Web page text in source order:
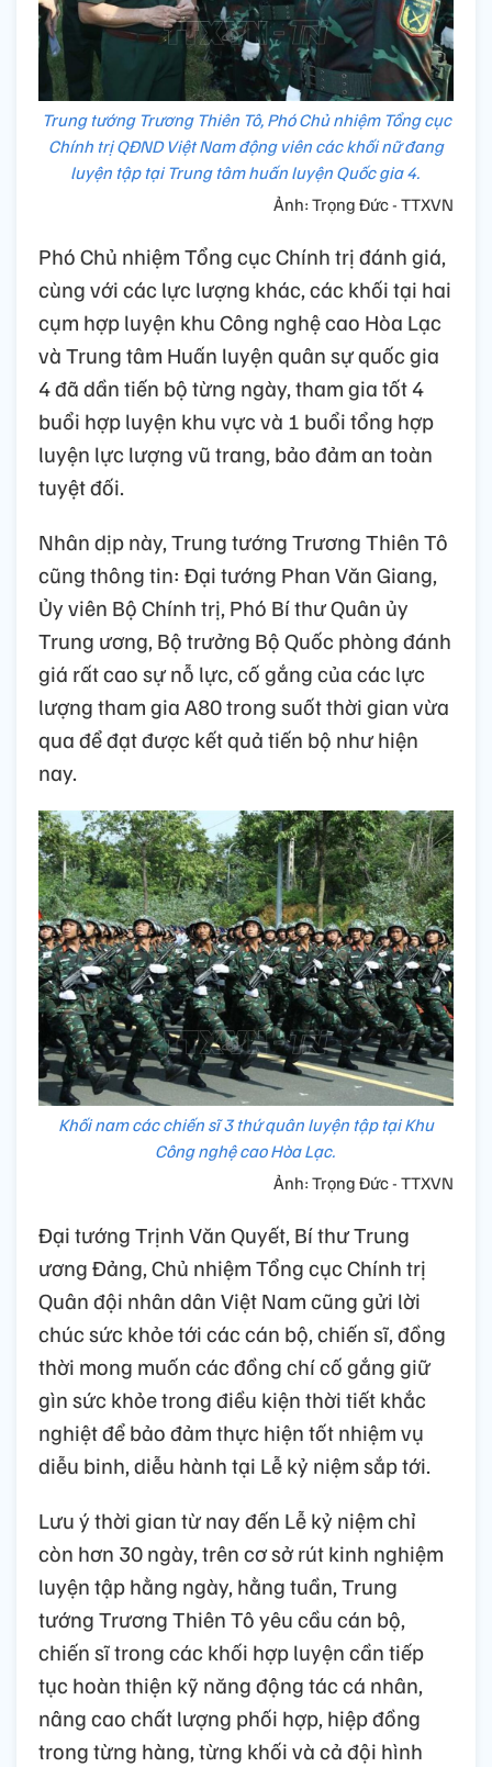
Trung tướng Trương Thiên Tô, Phó Chủ nhiệm Tổng cục
Chính trị QĐND Việt Nam động viên các khối nữ đang
luyện tập tại Trung tâm huấn luyện Quốc gia 4.
Ảnh: Trọng Đức - TTXVN
Phó Chủ nhiệm Tổng cục Chính trị đánh giá,
cùng với các lực lượng khác, các khối tại hai
cụm hợp luyện khu Công nghệ cao Hòa Lạc
và Trung tâm Huấn luyện quân sự quốc gia
4 đã dần tiến bộ từng ngày, tham gia tốt 4
buổi hợp luyện khu vực và 1 buổi tổng hợp
luyện lực lượng vũ trang, bảo đảm an toàn
tuyệt đối.
Nhân dịp này, Trung tướng Trương Thiên Tô
cũng thông tin: Đại tướng Phan Văn Giang,
Ủy viên Bộ Chính trị, Phó Bí thư Quân ủy
Trung ương, Bộ trưởng Bộ Quốc phòng đánh
giá rất cao sự nỗ lực, cố gắng của các lực
lượng tham gia A80 trong suốt thời gian vừa
qua để đạt được kết quả tiến bộ như hiện
nay.
Khối nam các chiến sĩ 3 thứ quân luyện tập tại Khu
Công nghệ cao Hòa Lạc.
Ảnh: Trọng Đức - TTXVN
Đại tướng Trịnh Văn Quyết, Bí thư Trung
ương Đảng, Chủ nhiệm Tổng cục Chính trị
Quân đội nhân dân Việt Nam cũng gửi lời
chúc sức khỏe tới các cán bộ, chiến sĩ, đồng
thời mong muốn các đồng chí cố gắng giữ
gìn sức khỏe trong điều kiện thời tiết khắc
nghiệt để bảo đảm thực hiện tốt nhiệm vụ
diễu binh, diễu hành tại Lễ kỷ niệm sắp tới.
Lưu ý thời gian từ nay đến Lễ kỷ niệm chỉ
còn hơn 30 ngày, trên cơ sở rút kinh nghiệm
luyện tập hằng ngày, hằng tuần, Trung
tướng Trương Thiên Tô yêu cầu cán bộ,
chiến sĩ trong các khối hợp luyện cần tiếp
tục hoàn thiện kỹ năng động tác cá nhân,
nâng cao chất lượng phối hợp, hiệp đồng
trong từng hàng, từng khối và cả đội hình